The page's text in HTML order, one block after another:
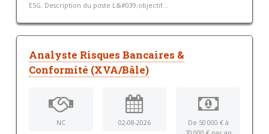
ESG. Description du poste L&#039;objectif...
Analyste Risques Bancaires &
Conformité (XVA/Bâle)
NC 02-08-2026
De 50 000 € à